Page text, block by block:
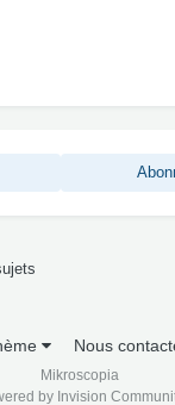
Nous
Mikroscopia
by Invision